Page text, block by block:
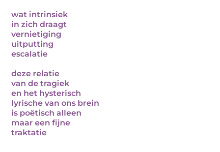
wat intrinsiek
in zich draagt
vernietiging
uitputting
escalatie
deze relatie
van de tragiek
en het hysterisch
lyrische van ons brein
is poëtisch alleen
maar een fijne
traktatie